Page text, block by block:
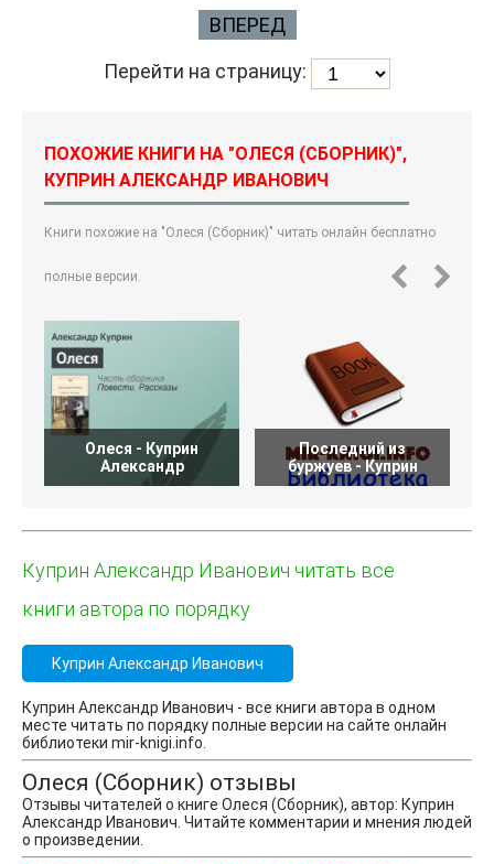
ВПЕРЕД
Перейти на страницу:
ПОХОЖИЕ КНИГИ НА "ОЛЕСЯ (СБОРНИК)",
КУПРИН АЛЕКСАНДР ИВАНОВИЧ
Книги похожие на "Олеся (Сборник)" читать онлайн бесплатно
полные версии.
Олеся - Куприн
Александр
Последний из
буржуев - Куприн
Куприн Александр Иванович читать все
книги автора по порядку
Куприн Александр Иванович
Куприн Александр Иванович - все книги автора в одном
месте читать по порядку полные версии на сайте онлайн
библиотеки mir-knigi.info.
Олеся (Сборник) отзывы
Отзывы читателей о книге Олеся (Сборник), автор: Куприн
Александр Иванович. Читайте комментарии и мнения людей
о произведении.